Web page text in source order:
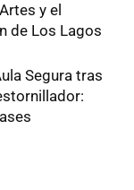
y el
de Los Lagos
Segura tras